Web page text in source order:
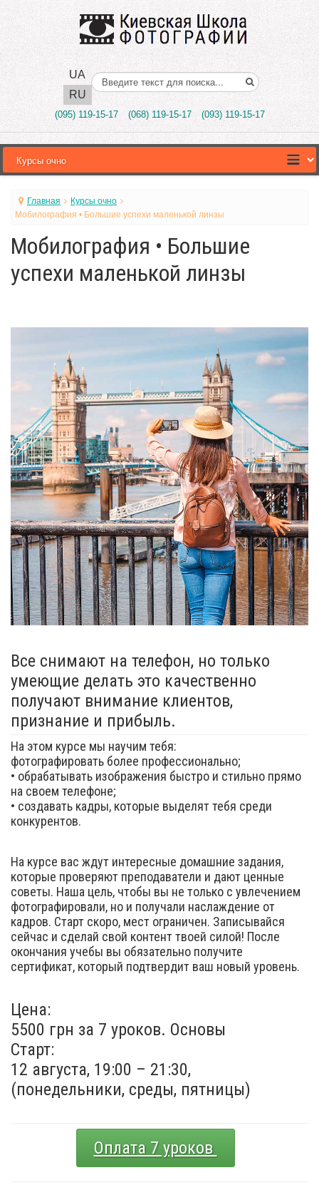
UA
RU
Поиск..
(095) 119-15-17 (068) 119-15-17 (093) 119-15-17
Главная
Курсы очно
Мобилография • Большие успехи маленькой линзы
Мобилография • Большие
успехи маленькой линзы
Все снимают на телефон, но только
умеющие делать это качественно
получают внимание клиентов,
признание и прибыль.
На этом курсе мы научим тебя:
фотографировать более профессионально;
• обрабатывать изображения быстро и стильно прямо
на своем телефоне;
• создавать кадры, которые выделят тебя среди
конкурентов.
На курсе вас ждут интересные домашние задания,
которые проверяют преподаватели и дают ценные
советы. Наша цель, чтобы вы не только с увлечением
фотографировали, но и получали наслаждение от
кадров. Старт скоро, мест ограничен. Записывайся
сейчас и сделай свой контент твоей силой! После
окончания учебы вы обязательно получите
сертификат, который подтвердит ваш новый уровень.
Цена:
5500 грн за 7 уроков. Основы
Старт:
12 августа, 19:00 – 21:30,
(понедельники, среды, пятницы)
Оплата 7 уроков